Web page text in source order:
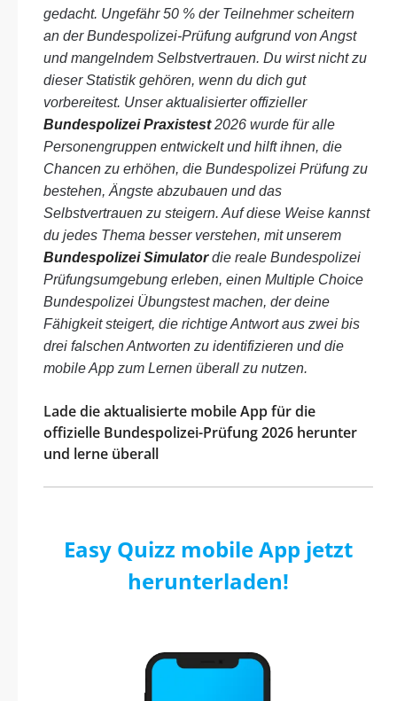
gedacht. Ungefähr 50 % der Teilnehmer scheitern
an der Bundespolizei-Prüfung aufgrund von Angst
und mangelndem Selbstvertrauen. Du wirst nicht zu
dieser Statistik gehören, wenn du dich gut
vorbereitest. Unser aktualisierter offizieller
Bundespolizei Praxistest2026 wurde für alle
Personengruppen entwickelt und hilft ihnen, die
Chancen zu erhöhen, die Bundespolizei Prüfung zu
bestehen, Ängste abzubauen und das
Selbstvertrauen zu steigern. Auf diese Weise kannst
du jedes Thema besser verstehen, mit unserem
Bundespolizei Simulatordie reale Bundespolizei
Prüfungsumgebung erleben, einen Multiple Choice
Bundespolizei Übungstest machen, der deine
Fähigkeit steigert, die richtige Antwort aus zwei bis
drei falschen Antworten zu identifizieren und die
mobile App zum Lernen überall zu nutzen.
Lade die aktualisierte mobile App für die
offizielle Bundespolizei-Prüfung 2026 herunter
und lerne überall
Easy Quizz mobile App jetzt
herunterladen!